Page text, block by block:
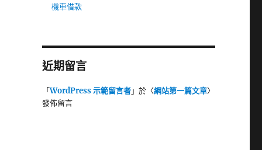
機車借款
近期留言
「WordPress 示範留言者」於〈網站第一篇文章〉
發佈留言